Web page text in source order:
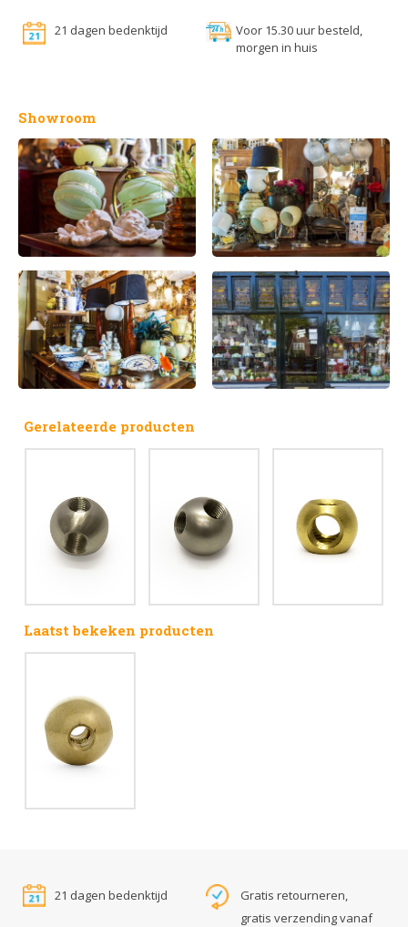
21 dagen bedenktijd
Voor 15.30 uur besteld,
morgen in huis
Showroom
Gerelateerde producten
Laatst bekeken producten
21 dagen bedenktijd
Gratis retourneren,
gratis verzending vanaf